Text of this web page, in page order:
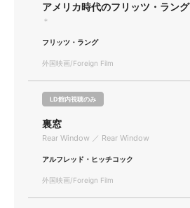
アメリカ時代のフリッツ・ラング
＊
フリッツ・ラング
外国映画/Foreign Film
LD館内視聴のみ
裏窓
Rear Window ／ Rear Window
アルフレッド・ヒッチコック
外国映画/Foreign Film